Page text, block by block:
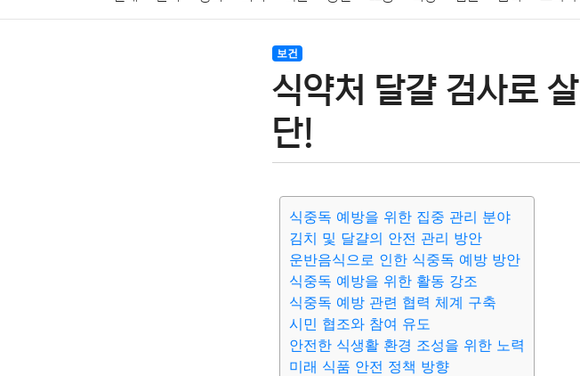
결혼 육아
기술 종교 사회 정치 건강 의료 의학
보건
식약처 달걀 검사로
단!
식중독 예방을 위한 집중 관리 분야
김치 및 달걀의 안전 관리 방안
운반음식으로 인한 식중독 예방 방안
식중독 예방을 위한 활동 강조
식중독 예방 관련 협력 체계 구축
시민 협조와 참여 유도
안전한 식생활 환경 조성을 위한 노력
미래 식품 안전 정책 방향